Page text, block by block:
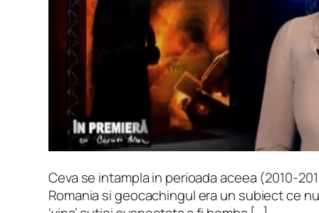
Ceva se intampla in perioada aceea (2010-
Romania si geocachingul era un subiect ce